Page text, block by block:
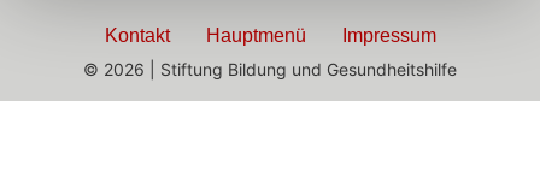
Kontakt Hauptmenü
Impressum
© 2026 | Stiftung Bildung und Gesundheitshilfe